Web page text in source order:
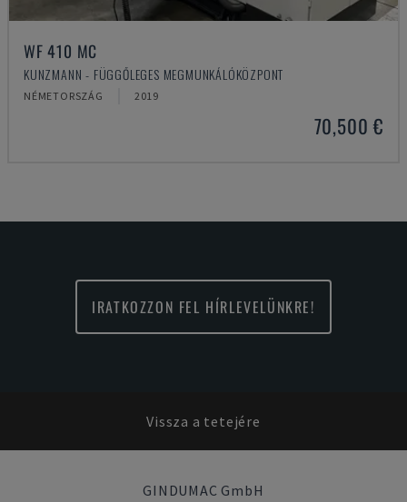
WF 410 MC
KUNZMANN - FÜGGŐLEGES MEGMUNKÁLÓKÖZPONT
NÉMETORSZÁG 2019
70,500 €
IRATKOZZON FEL HÍRLEVELÜNKRE!
Vissza a tetejére
GINDUMAC GmbH